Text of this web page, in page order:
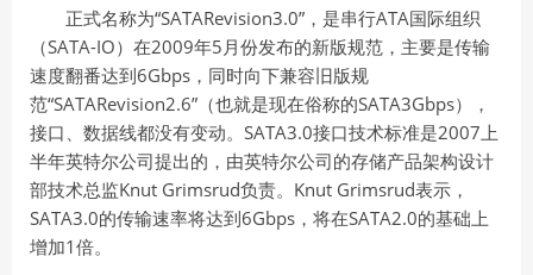
正式名称为“SATARevision3.0”，是串行ATA国际组织
（SATA-IO）在2009年5月份发布的新版规范，主要是传输
速度翻番达到6Gbps，同时向下兼容旧版规
范“SATARevision2.6”（也就是现在俗称的SATA3Gbps），
接口、数据线都没有变动。SATA3.0接口技术标准是2007上
半年英特尔公司提出的，由英特尔公司的存储产品架构设计
部技术总监Knut Grimsrud负责。Knut Grimsrud表示，
SATA3.0的传输速率将达到6Gbps，将在SATA2.0的基础上
增加1倍。